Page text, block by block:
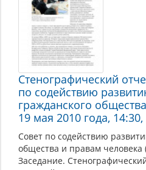
Стенографический
по содействию
гражданского
19 мая 2010 года,
Совет по содействию
общества и правам человека
Заседание.